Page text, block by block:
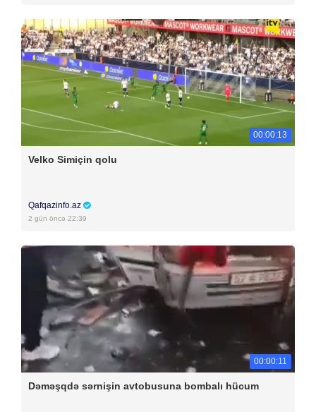
00:00:13
Velko Simiçin qolu
Qafqazinfo.az
2 gün öncə 22:39
00:00:11
Dəməşqdə sərnişin avtobusuna bombalı hücum